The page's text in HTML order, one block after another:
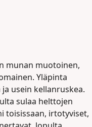
munan muotoinen,
Yläpinta
usein kellanruskea.
sulaa helttojen
toisissaan, irtotyviset,